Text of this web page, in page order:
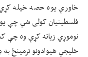
خاورې یوه حصه خپله
فلسطینیان کولی شي چې
نوموړي زیاته کړې وه چې
خلیجي هیوادونو ترمینځ